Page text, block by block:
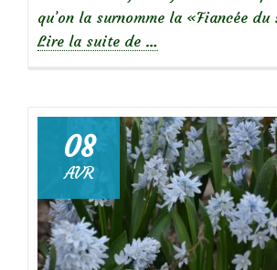
qu’on la surnomme la «Fiancée
Lire la suite de
:
Chicorée
Sauvage
…
08
AVR